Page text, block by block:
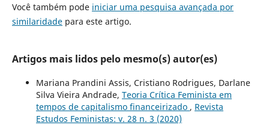
Você também pode iniciar uma pesquisa avançada por
similaridadepara este artigo.
Artigos mais lidos pelo mesmo(s) autor(es)
Mariana Prandini Assis, Cristiano Rodrigues, Darlane
Silva Vieira Andrade, Teoria Crítica Feminista em
tempos de capitalismo financeirizado , Revista
Estudos Feministas: v. 28 n. 3 (2020)